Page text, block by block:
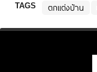
TAGS ตกแต่งบ้าน